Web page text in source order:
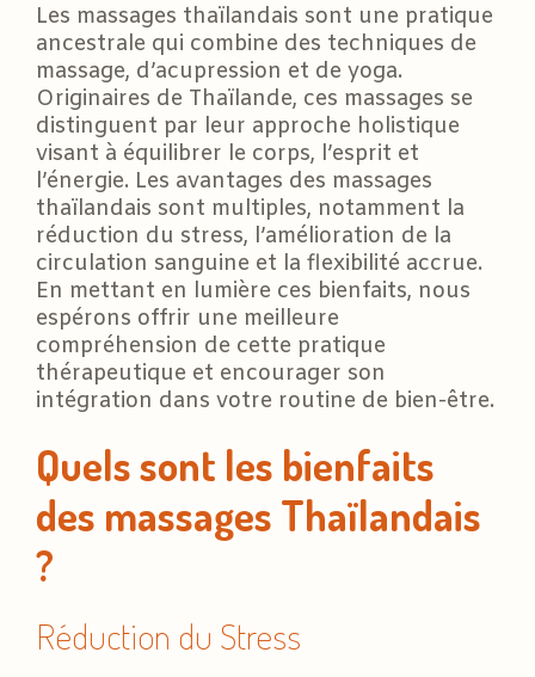
Les massages thaïlandais sont une pratique
ancestrale qui combine des techniques de
massage, d’acupression et de yoga.
Originaires de Thaïlande, ces massages se
distinguent par leur approche holistique
visant à équilibrer le corps, l’esprit et
l’énergie. Les avantages des massages
thaïlandais sont multiples, notamment la
réduction du stress, l’amélioration de la
circulation sanguine et la flexibilité accrue.
En mettant en lumière ces bienfaits, nous
espérons offrir une meilleure
compréhension de cette pratique
thérapeutique et encourager son
intégration dans votre routine de bien-être.
Quels sont les bienfaits
des massages Thaïlandais
?
Réduction du Stress